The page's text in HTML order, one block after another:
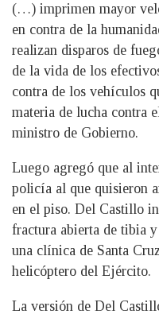
(…) imprimen mayor
en contra de la
realizan disparos de
de la vida de los
contra de los vehículos
materia de lucha contra
ministro de Gobierno.
Luego agregó que al
policía al que quisieron
en el piso. Del Castillo
fractura abierta de tibia
una clínica de Santa
helicóptero del Ejército.
La versión de Del